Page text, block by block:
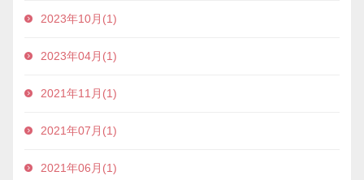
2023年10月(1)
2023年04月(1)
2021年11月(1)
2021年07月(1)
2021年06月(1)